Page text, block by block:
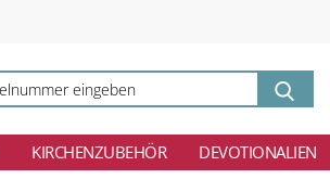
KIRCHENZUBEHÖR DEVOTIONALIEN